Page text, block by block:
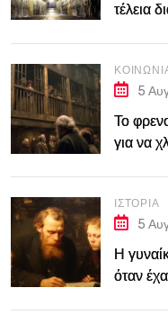
τέλεια
5
Το
για να
ΙΣΤΟΡΊΑ
5
Η
όταν